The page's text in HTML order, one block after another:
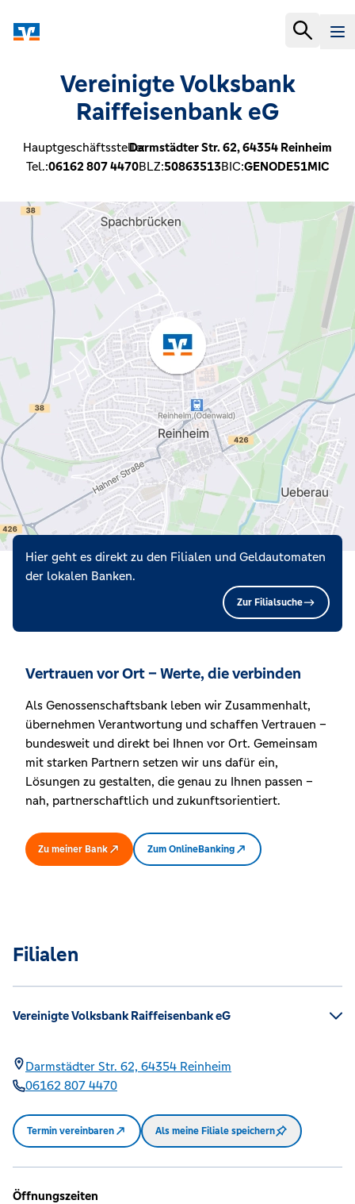
Vereinigte Volksbank
Raiffeisenbank eG
Hauptgeschäftsstelle:Darmstädter Str. 62,64354 Reinheim
Tel.:06162 807 4470BLZ:50863513BIC:GENODE51MIC
Hier geht es direkt zu den Filialen und Geldautomaten
der lokalen Banken.
Zur Filialsuche
Vertrauen vor Ort – Werte, die verbinden
Als Genossenschaftsbank leben wir Zusammenhalt,
übernehmen Verantwortung und schaffen Vertrauen –
bundesweit und direkt bei Ihnen vor Ort. Gemeinsam
mit starken Partnern setzen wir uns dafür ein,
Lösungen zu gestalten, die genau zu Ihnen passen –
nah, partnerschaftlich und zukunftsorientiert.
Zu meiner Bank Zum OnlineBanking
Filialen
Vereinigte Volksbank Raiffeisenbank eG
Darmstädter Str. 62, 64354 Reinheim
06162 807 4470
Termin vereinbaren Als meine Filiale speichern
Öffnungszeiten